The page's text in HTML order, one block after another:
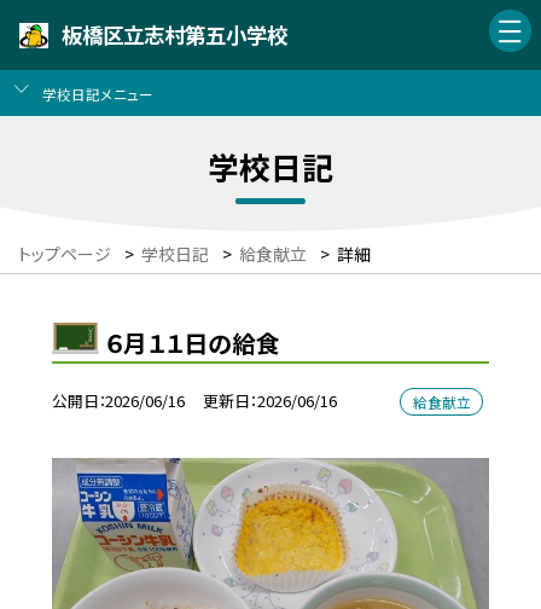
板橋区立志村第五小学校
学校日記メニュー
学校日記
トップページ > 学校日記 > 給食献立 > 詳細
６月１１日の給食
公開日 2026/06/16 更新日 2026/06/16 給食献立